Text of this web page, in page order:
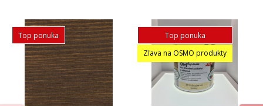
Top ponuka
Top ponuka
Zľava na OSMO produkty